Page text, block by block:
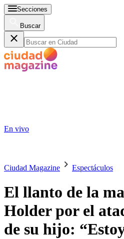
Secciones
Buscar
En vivo
Ciudad Magazine Espectáculos
El llanto de la
Holder por el
de su hijo: